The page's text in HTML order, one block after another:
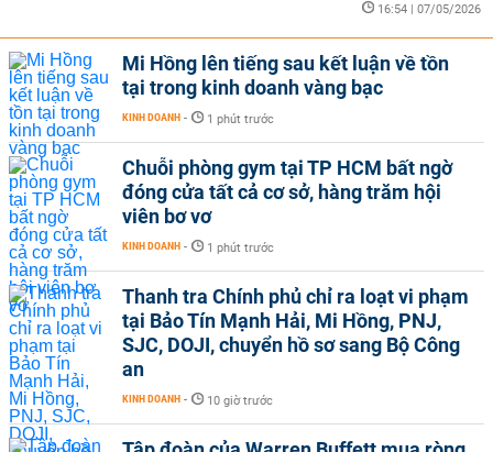
16:54 | 07/05/2026
Mi Hồng lên tiếng sau kết luận về tồn
tại trong kinh doanh vàng bạc
KINH DOANH - 1 phút trước
Chuỗi phòng gym tại TP HCM bất ngờ
đóng cửa tất cả cơ sở, hàng trăm hội
viên bơ vơ
KINH DOANH - 1 phút trước
Thanh tra Chính phủ chỉ ra loạt vi phạm
tại Bảo Tín Mạnh Hải, Mi Hồng, PNJ,
SJC, DOJI, chuyển hồ sơ sang Bộ Công
an
KINH DOANH - 10 giờ trước